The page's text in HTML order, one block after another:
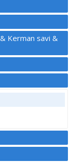
Kerman savi &